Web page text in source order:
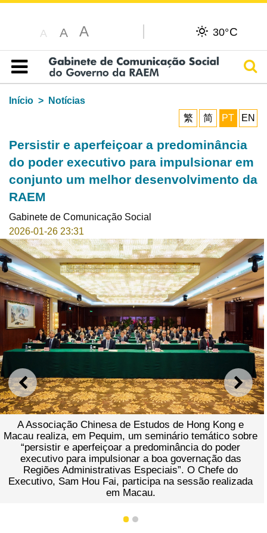
A A A 30°C
Índice
Início
Notícias
繁
简 PT EN
Persistir e aperfeiçoar a predominância
do poder executivo para impulsionar em
conjunto um melhor desenvolvimento da
RAEM
Gabinete de Comunicação Social
2026-01-26 23:31
ANTERIOR
A Associação Chinesa de Estudos de Hong Kong e
Macau realiza, em Pequim, um seminário temático sobre
“persistir e aperfeiçoar a predominância do poder
executivo para impulsionar a boa governação das
Regiões Administrativas Especiais”. O Chefe do
Executivo, Sam Hou Fai, participa na sessão realizada
em Macau.
1 2